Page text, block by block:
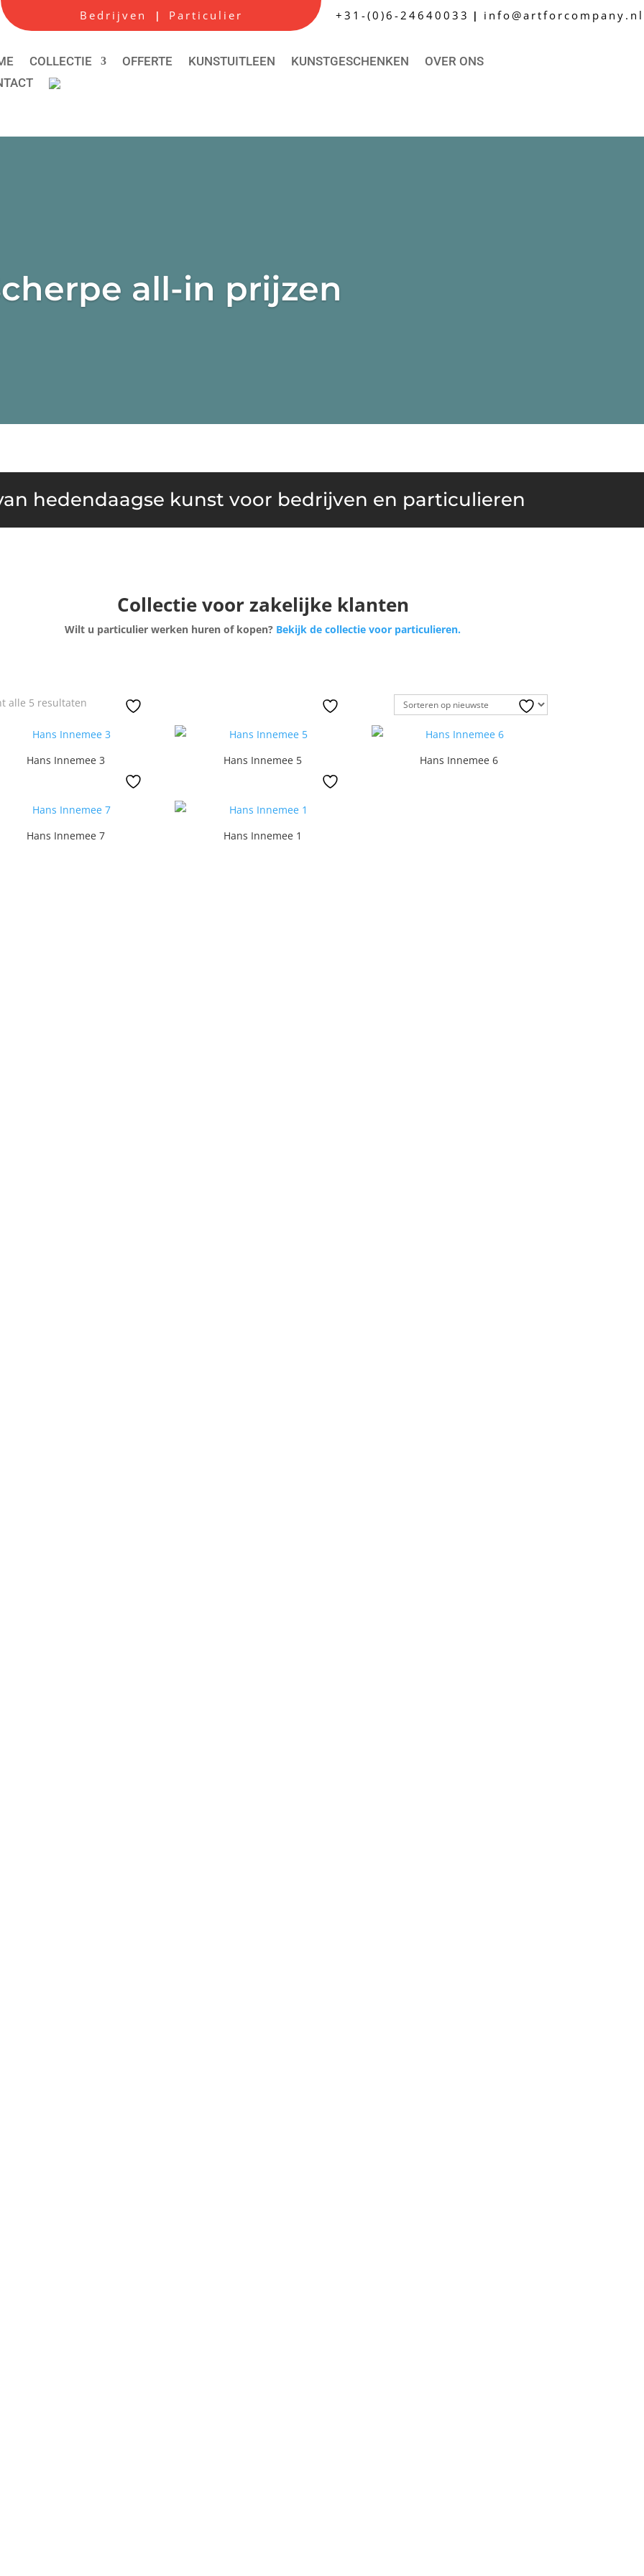
Bedrijven | Particulier
COLLECTIE OFFERTE KUNSTUITLEEN KUNSTGESCHENKEN
OVER ONS
+31-(0)6-24640033 | info@artforcompany.nl
all-in prijzen
hedendaagse kunst voor bedrijven en particulieren
Collectie voor zakelijke klanten
Wilt u particulier werken huren of kopen? Bekijk de collectie voor particulieren.
alle 5 resultatenGesorteerd
nieuwste
Hans Innemee 3
Hans Innemee 5 Hans Innemee 6
Hans Innemee 7 Hans Innemee 1